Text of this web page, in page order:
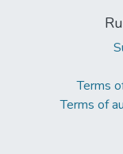
Terms
Terms of